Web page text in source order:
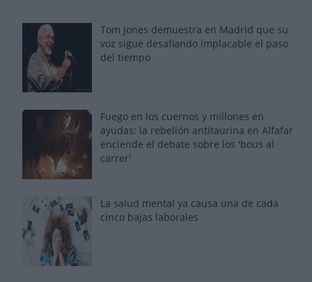
Tom Jones demuestra en Madrid que su
voz sigue desafiando implacable el paso
del tiempo
Fuego en los cuernos y millones en
ayudas: la rebelión antitaurina en Alfafar
enciende el debate sobre los 'bous al
carrer'
La salud mental ya causa una de cada
cinco bajas laborales